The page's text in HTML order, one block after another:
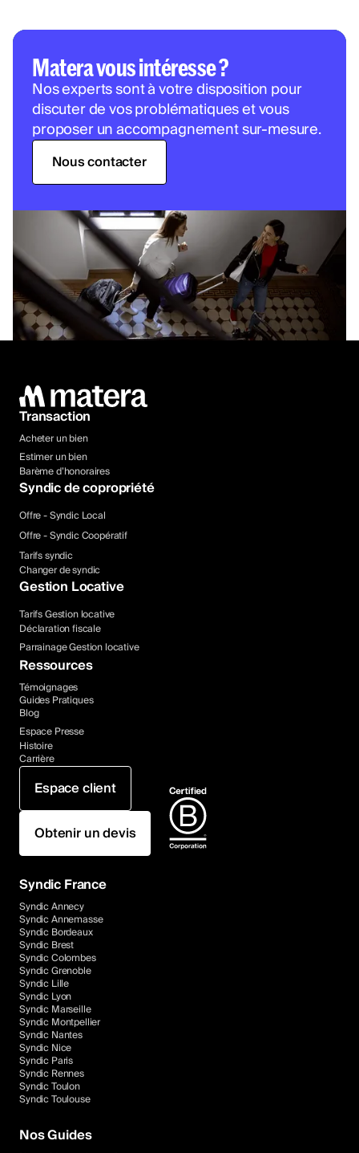
Matera vous intéresse ?
Nos experts sont à votre disposition pour
discuter de vos problématiques et vous
proposer un accompagnement sur-mesure.
Nous contacter
Transaction
Acheter un bien
Estimer un bien
Barème d’honoraires
Syndic de copropriété
Offre - Syndic Local
Offre - Syndic Coopératif
Tarifs syndic
Changer de syndic
Gestion Locative
Tarifs Gestion locative
Déclaration fiscale
Parrainage Gestion locative
Ressources
Témoignages
Guides Pratiques
Blog
Espace Presse
Histoire
Carrière
Espace client
Obtenir un devis
Syndic France
Syndic Annecy
Syndic Annemasse
Syndic Bordeaux
Syndic Brest
Syndic Colombes
Syndic Grenoble
Syndic Lille
Syndic Lyon
Syndic Marseille
Syndic Montpellier
Syndic Nantes
Syndic Nice
Syndic Paris
Syndic Rennes
Syndic Toulon
Syndic Toulouse
Nos Guides